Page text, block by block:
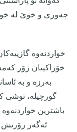
چەوری و خوێ لە
خواردنەوە
خۆراکییان زۆر
بەرزە و بە
گورچیلە، توشی
باشترین
ئەگەر زۆریش